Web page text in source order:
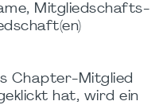
Mitgliedschafts-
Chapter-Mitglied
hat, wird ein